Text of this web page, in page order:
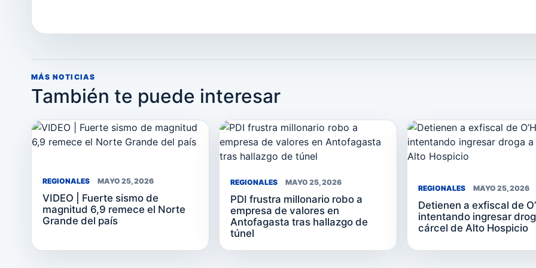
MÁS NOTICIAS
También te puede interesar
REGIONALES MAYO 25, 2026
VIDEO | Fuerte sismo de
magnitud 6,9 remece el Norte
Grande del país
REGIONALES MAYO 25, 2026
PDI frustra millonario robo a
empresa de valores en
Antofagasta tras hallazgo de
túnel
REGIONALES MAYO 25, 2026
Detienen a exfiscal de
intentando ingresar
cárcel de Alto Hospicio